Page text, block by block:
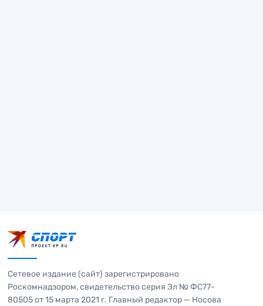
Сетевое издание (сайт) зарегистрировано
Роскомнадзором, свидетельство серия Эл № ФС77-
80505 от 15 марта 2021 г. Главный редактор — Носова